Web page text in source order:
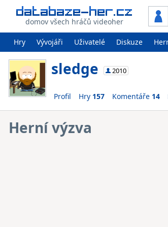
domov všech hráčů videoher
Hry Vývojáři Uživatelé Diskuze
sledge 2010
Profil Hry 157 Komentáře 14
Herní výzva